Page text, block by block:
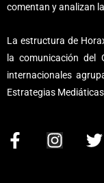
comentan y analizan
La estructura de
la comunicación del
internacionales
Estrategias
F
I
T